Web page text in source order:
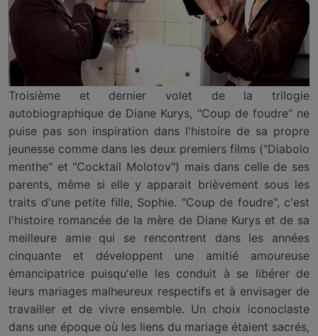
Troisième et dernier volet de la trilogie
autobiographique de Diane Kurys, "Coup de foudre" ne
puise pas son inspiration dans l'histoire de sa propre
jeunesse comme dans les deux premiers films ("Diabolo
menthe" et "Cocktail Molotov") mais dans celle de ses
parents, même si elle y apparait brièvement sous les
traits d'une petite fille, Sophie. "Coup de foudre", c'est
l'histoire romancée de la mère de Diane Kurys et de sa
meilleure amie qui se rencontrent dans les années
cinquante et développent une amitié amoureuse
émancipatrice puisqu'elle les conduit à se libérer de
leurs mariages malheureux respectifs et à envisager de
travailler et de vivre ensemble. Un choix iconoclaste
dans une époque où les liens du mariage étaient sacrés,